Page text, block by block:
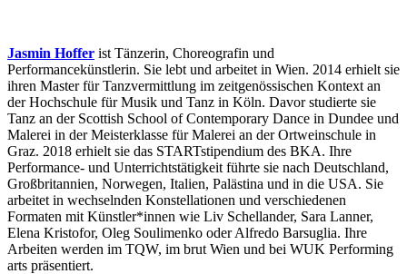
Jasmin Hoffer ist Tänzerin, Choreografin und
Performancekünstlerin. Sie lebt und arbeitet in Wien. 2014 erhielt sie
ihren Master für Tanzvermittlung im zeitgenössischen Kontext an
der Hochschule für Musik und Tanz in Köln. Davor studierte sie
Tanz an der Scottish School of Contemporary Dance in Dundee und
Malerei in der Meisterklasse für Malerei an der Ortweinschule in
Graz. 2018 erhielt sie das STARTstipendium des BKA. Ihre
Performance- und Unterrichtstätigkeit führte sie nach Deutschland,
Großbritannien, Norwegen, Italien, Palästina und in die USA. Sie
arbeitet in wechselnden Konstellationen und verschiedenen
Formaten mit Künstler*innen wie Liv Schellander, Sara Lanner,
Elena Kristofor, Oleg Soulimenko oder Alfredo Barsuglia. Ihre
Arbeiten werden im TQW, im brut Wien und bei WUK Performing
arts präsentiert.